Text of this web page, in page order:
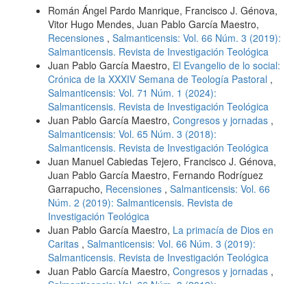
Román Ángel Pardo Manrique, Francisco J. Génova,
Vitor Hugo Mendes, Juan Pablo García Maestro,
Recensiones , Salmanticensis: Vol. 66 Núm. 3 (2019):
Salmanticensis. Revista de Investigación Teológica
Juan Pablo García Maestro, El Evangelio de lo social:
Crónica de la XXXIV Semana de Teología Pastoral ,
Salmanticensis: Vol. 71 Núm. 1 (2024):
Salmanticensis. Revista de Investigación Teológica
Juan Pablo García Maestro, Congresos y jornadas ,
Salmanticensis: Vol. 65 Núm. 3 (2018):
Salmanticensis. Revista de Investigación Teológica
Juan Manuel Cabiedas Tejero, Francisco J. Génova,
Juan Pablo García Maestro, Fernando Rodríguez
Garrapucho, Recensiones , Salmanticensis: Vol. 66
Núm. 2 (2019): Salmanticensis. Revista de
Investigación Teológica
Juan Pablo García Maestro, La primacía de Dios en
Caritas , Salmanticensis: Vol. 66 Núm. 3 (2019):
Salmanticensis. Revista de Investigación Teológica
Juan Pablo García Maestro, Congresos y jornadas ,